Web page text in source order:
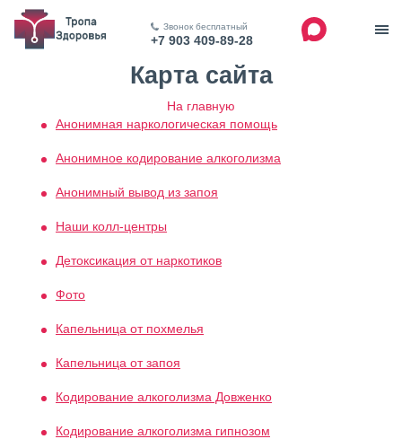
Звонок бесплатный
+7 903 409-89-28
Карта сайта
На главную
Анонимная наркологическая помощь
Анонимное кодирование алкоголизма
Анонимный вывод из запоя
Наши колл-центры
Детоксикация от наркотиков
Фото
Капельница от похмелья
Капельница от запоя
Кодирование алкоголизма Довженко
Кодирование алкоголизма гипнозом